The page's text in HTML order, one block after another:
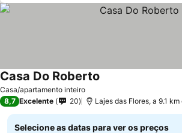
Casa/apartamento inteiro
Casa Do Roberto
8,7 Excelente 20 Lajes das Flores, a 9.1
Selecione as datas para ver os preços